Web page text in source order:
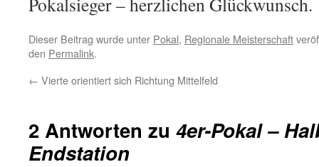
Dieser Beitrag wurde unter Pokal, Regionale Meisterschaft
den Permalink.
← Vierte orientiert sich Richtung Mittelfeld
2 Antworten zu 4er-Pokal –
Endstation